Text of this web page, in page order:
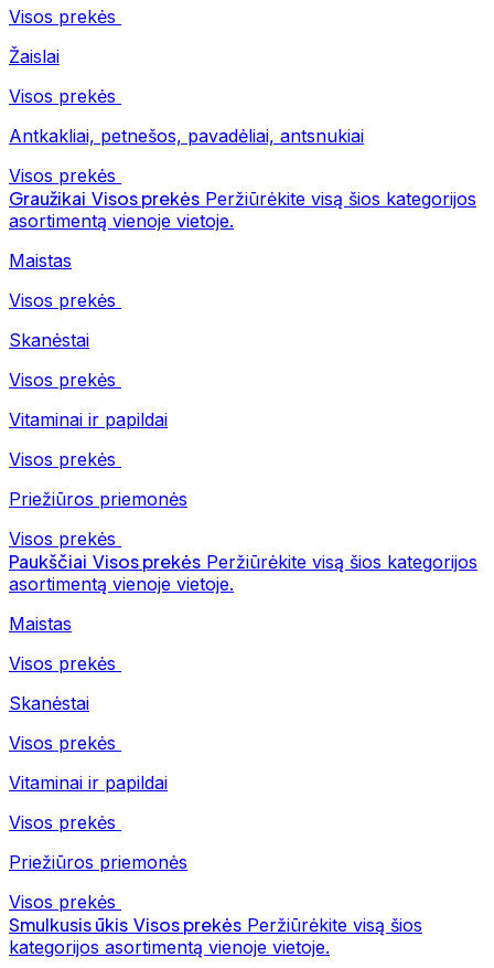
Visos prekės
Žaislai
Visos prekės
Antkakliai, petnešos, pavadėliai, antsnukiai
Visos prekės
Graužikai Visos prekės Peržiūrėkite visą šios kategorijos
asortimentą vienoje vietoje.
Maistas
Visos prekės
Skanėstai
Visos prekės
Vitaminai ir papildai
Visos prekės
Priežiūros priemonės
Visos prekės
Paukščiai Visos prekės Peržiūrėkite visą šios kategorijos
asortimentą vienoje vietoje.
Maistas
Visos prekės
Skanėstai
Visos prekės
Vitaminai ir papildai
Visos prekės
Priežiūros priemonės
Visos prekės
Smulkusis ūkis Visos prekės Peržiūrėkite visą šios
kategorijos asortimentą vienoje vietoje.